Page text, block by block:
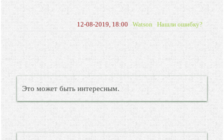
12-08-2019, 18:00 Watson Нашли ошибку?
Это может быть интересным.